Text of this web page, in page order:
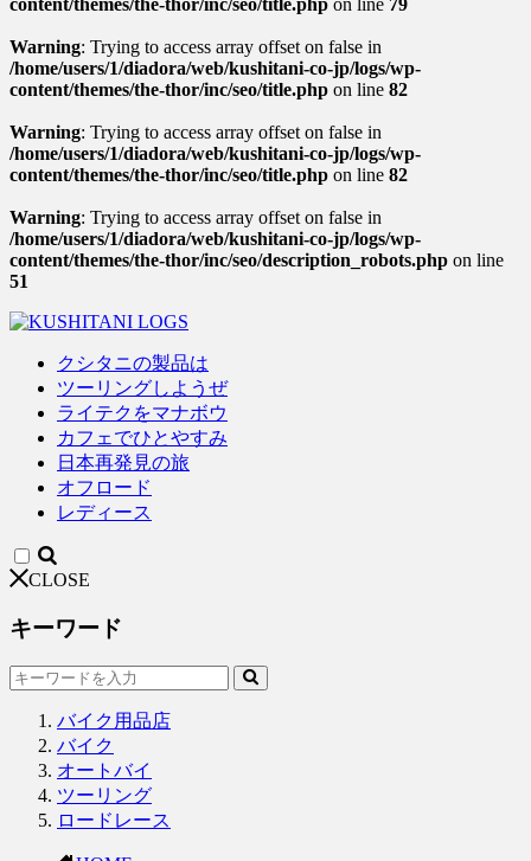
content/themes/the-thor/inc/seo/title.php on line 79
Warning: Trying to access array offset on false in
/home/users/1/diadora/web/kushitani-co-jp/logs/wp-
content/themes/the-thor/inc/seo/title.php on line 82
Warning: Trying to access array offset on false in
/home/users/1/diadora/web/kushitani-co-jp/logs/wp-
content/themes/the-thor/inc/seo/title.php on line 82
Warning: Trying to access array offset on false in
/home/users/1/diadora/web/kushitani-co-jp/logs/wp-
content/themes/the-thor/inc/seo/description_robots.php on line
51
クシタニの製品は
ツーリングしようぜ
ライテクをマナボウ
カフェでひとやすみ
日本再発見の旅
オフロード
レディース
CLOSE
キーワード
バイク用品店
バイク
オートバイ
ツーリング
ロードレース